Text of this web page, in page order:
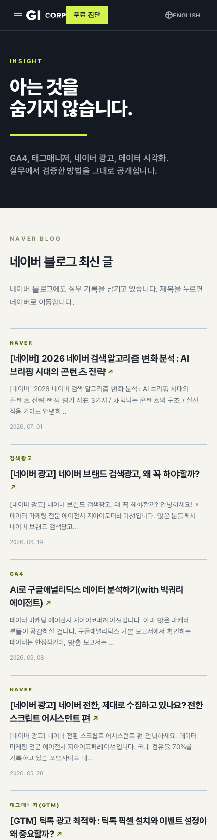
트래킹 & 애널리틱스
데이터 파이프라인
검색최적화 (SEO · GEO)
목적별
커머스 매출 증대
브랜드 알리기
고객 DB 수집
교육
인사이트
ENGLISH
무료 진단
INSIGHT
아는 것을
숨기지 않습니다.
GA4, 태그매니저, 네이버 광고, 데이터 시각화.
실무에서 검증한 방법을 그대로 공개합니다.
NAVER BLOG
네이버 블로그 최신 글
네이버 블로그에도 실무 기록을 남기고 있습니다. 제목을 누르면
네이버로 이동합니다.
NAVER
[네이버] 2026 네이버 검색 알고리즘 변화 분석 : AI
브리핑 시대의 콘텐츠 전략
[네이버] 2026 네이버 검색 알고리즘 변화 분석 : AI 브리핑 시대의
콘텐츠 전략 핵심 평가 지표 3가지 / 채택되는 콘텐츠의 구조 / 실전
적용 가이드 안녕하…
2026. 07. 01
검색광고
[네이버 광고] 네이버 브랜드 검색광고, 왜 꼭 해야할까?
[네이버 광고] 네이버 브랜드 검색광고, 왜 꼭 해야할까? 안녕하세요! ♀️
데이터 마케팅 전문 에이전시 지아이코퍼레이션입니다. 많은 분들께서
네이버 브랜드 검색광고…
2026. 06. 19
GA4
AI로 구글애널리틱스 데이터 분석하기(with 빅쿼리
에이전트)
데이터 마케팅 에이전시 지아이코퍼레이션입니다. 아마 많은 마케터
분들이 공감하실 겁니다. 구글애널리틱스 기본 보고서에서 확인하는
데이터는 한정적인데, 맞춤 보고서는 …
2026. 06. 08
NAVER
[네이버 광고] 네이버 전환, 제대로 수집하고 있나요? 전환
스크립트 어시스턴트 편
[네이버 광고] 네이버 전환 스크립트 어시스턴트 편 안녕하세요. 데이터
마케팅 전문 에이전시 지아이코퍼레이션입니다. 국내 점유율 70%를
기록하고 있는 포털사이트 네…
2026. 05. 28
태그매니저(GTM)
[GTM] 틱톡 광고 최적화 : 틱톡 픽셀 설치와 이벤트 설정이
왜 중요할까?